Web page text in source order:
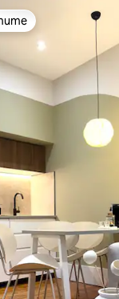
на гостите